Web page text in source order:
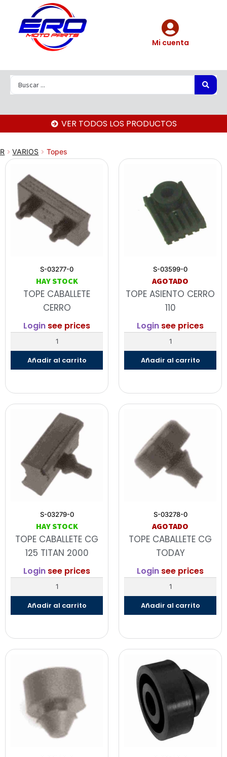
Mi cuenta
VER TODOS LOS PRODUCTOS
VARIOS Topes
S-03277-0
HAY STOCK
TOPE CABALLETE
CERRO
Login see prices
Añadir al carrito
S-03599-0
AGOTADO
TOPE ASIENTO CERRO
110
Login see prices
Añadir al carrito
S-03279-0
HAY STOCK
TOPE CABALLETE CG
125 TITAN 2000
Login see prices
Añadir al carrito
S-03278-0
AGOTADO
TOPE CABALLETE CG
TODAY
Login see prices
Añadir al carrito